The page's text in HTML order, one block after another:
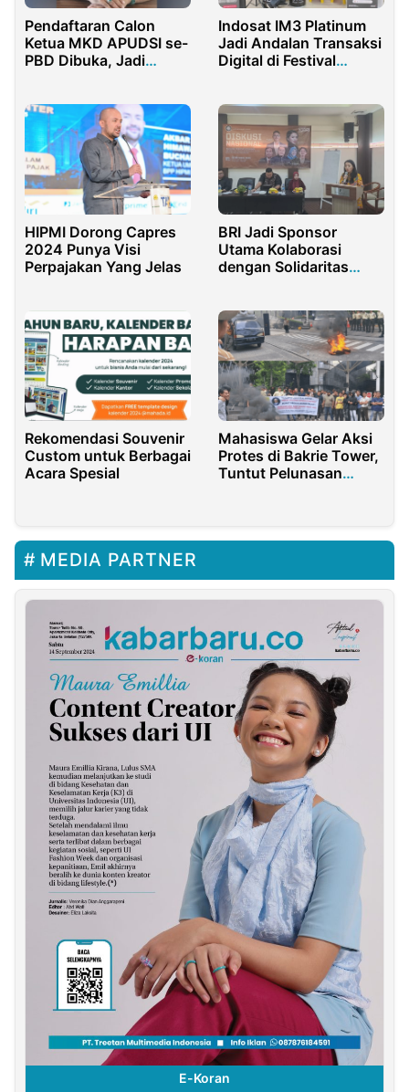
Pendaftaran Calon
Ketua MKD APUDSI se-
PBD Dibuka, Jadi
Daerah
Indosat IM3 Platinum
Jadi Andalan Transaksi
Digital di Festival
HIPMI Dorong Capres
2024 Punya Visi
Perpajakan Yang Jelas
BRI Jadi Sponsor
Utama Kolaborasi
dengan Solidaritas
Rekomendasi Souvenir
Custom untuk Berbagai
Acara Spesial
Mahasiswa Gelar Aksi
Protes di Bakrie Tower,
Tuntut Pelunasan
MEDIA PARTNER
E-Koran